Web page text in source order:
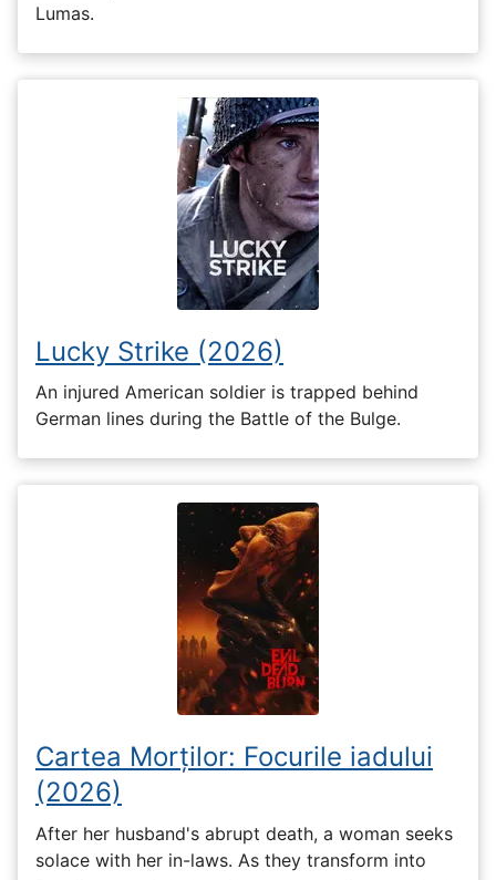
Lumas.
Lucky Strike (2026)
An injured American soldier is trapped behind
German lines during the Battle of the Bulge.
Cartea Morților: Focurile iadului
(2026)
After her husband's abrupt death, a woman seeks
solace with her in-laws. As they transform into